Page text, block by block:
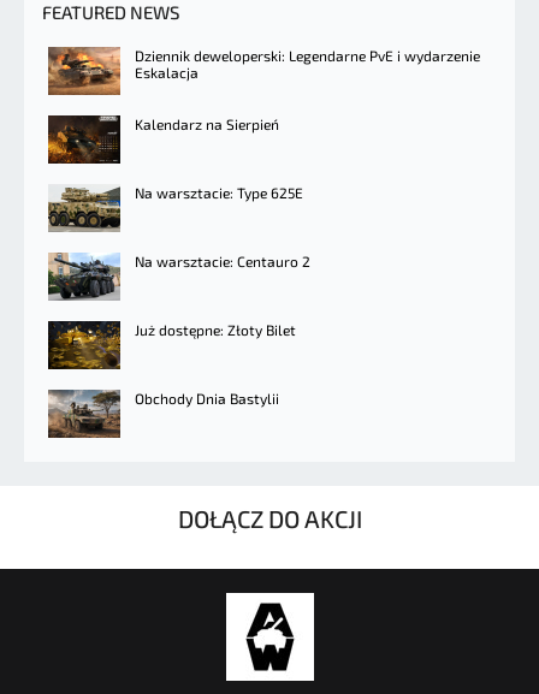
FEATURED NEWS
Dziennik deweloperski: Legendarne PvE i wydarzenie
Eskalacja
Kalendarz na Sierpień
Na warsztacie: Type 625E
Na warsztacie: Centauro 2
Już dostępne: Złoty Bilet
Obchody Dnia Bastylii
DOŁĄCZ DO AKCJI